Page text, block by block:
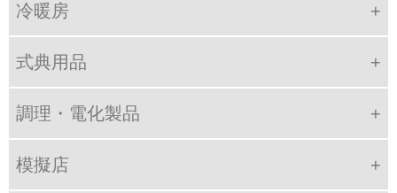
冷暖房
式典用品
調理・電化製品
模擬店